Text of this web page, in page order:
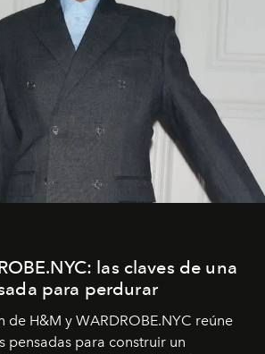
las claves de una
para perdurar
de H&M y WARDROBE.NYC reúne
pensadas para construir un